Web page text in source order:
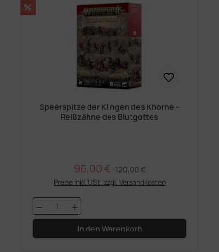
Rabatt
%
Speerspitze der Klingen des Khorne –
Reißzähne des Blutgottes
Verkaufspreis:
96,00 € Regulärer Preis:
120,00 €
Preise inkl. USt. zzgl. Versandkosten
Produkt Anzahl: Gib den
In den Warenkorb